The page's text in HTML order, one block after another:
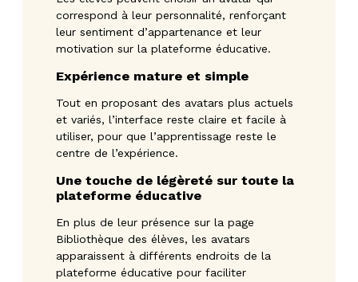
correspond à leur personnalité, renforçant
leur sentiment d’appartenance et leur
motivation sur la plateforme éducative.
Expérience mature et simple
Tout en proposant des avatars plus actuels
et variés, l’interface reste claire et facile à
utiliser, pour que l’apprentissage reste le
centre de l’expérience.
Une touche de légèreté sur toute la
plateforme éducative
En plus de leur présence sur la page
Bibliothèque des élèves, les avatars
apparaissent à différents endroits de la
plateforme éducative pour faciliter